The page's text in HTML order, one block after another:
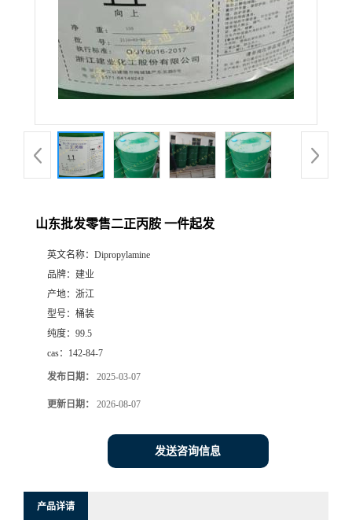
山东批发零售二正丙胺 一件起发
英文名称： Dipropylamine
品牌： 建业
产地： 浙江
型号： 桶装
纯度： 99.5
cas： 142-84-7
发布日期： 2025-03-07
更新日期： 2026-08-07
发送咨询信息
产品详请